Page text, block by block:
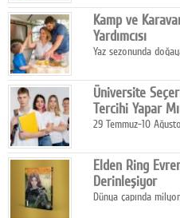
dokunuşunu taşıyor.
Kamp ve
Yardımcısı
Yaz sezonunda
temizlik sağlayan,
ediyor.
Üniversite
Tercihi Yapar
29 Temmuz-10
Elden Ring
Derinleşiyor
Dünya çapında